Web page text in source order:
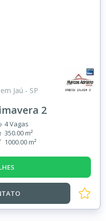
Jaú - SP
2
4 Vagas
350.00 m²
1000.00 m²